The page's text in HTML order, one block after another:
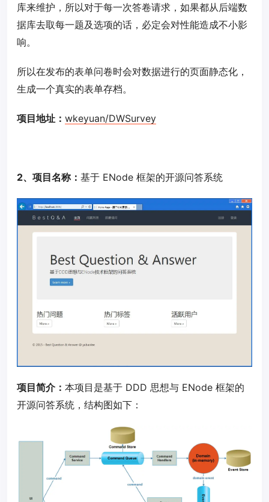
库来维护，所以对于每一次答卷请求，如果都从后端数
据库去取每一题及选项的话，必定会对性能造成不小影
响。
所以在发布的表单问卷时会对数据进行的页面静态化，
生成一个真实的表单存档。
项目地址： wkeyuan/DWSurvey
2、项目名称： 基于 ENode 框架的开源问答系统
项目简介： 本项目是基于 DDD 思想与 ENode 框架的
开源问答系统，结构图如下：